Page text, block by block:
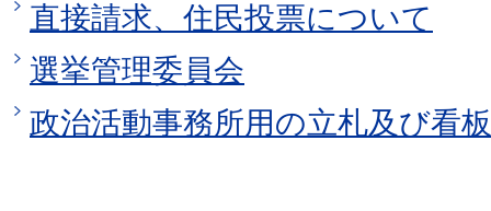
直接請求、住民投票について
選挙管理委員会
政治活動事務所用の立札及び看